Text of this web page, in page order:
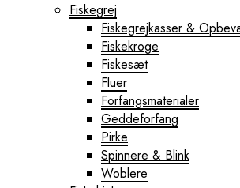
Fiskegrej
Fiskegrejkasser &
Fiskekroge
Fiskesæt
Fluer
Forfangsmaterialer
Geddeforfang
Pirke
Spinnere & Blink
Woblere